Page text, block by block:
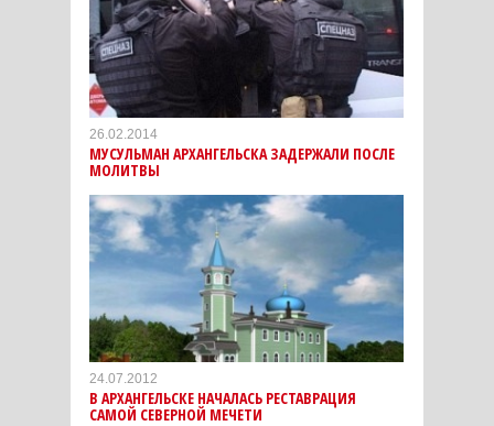
26.02.2014
МУСУЛЬМАН АРХАНГЕЛЬСКА ЗАДЕРЖАЛИ ПОСЛЕ
МОЛИТВЫ
24.07.2012
В АРХАНГЕЛЬСКЕ НАЧАЛАСЬ РЕСТАВРАЦИЯ
САМОЙ СЕВЕРНОЙ МЕЧЕТИ